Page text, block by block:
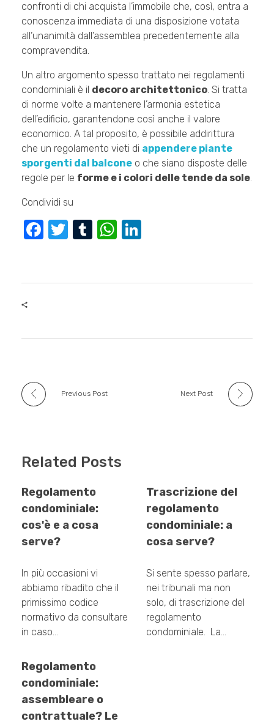
confronti di chi acquista l’immobile che, così, entra a
conoscenza immediata di una disposizione votata
all’unanimità dall’assemblea precedentemente alla
compravendita.
Un altro argomento spesso trattato nei regolamenti
condominiali è il decoro architettonico. Si tratta
di norme volte a mantenere l’armonia estetica
dell’edificio, garantendone così anche il valore
economico. A tal proposito, è possibile addirittura
che un regolamento vieti di appendere piante
sporgenti dal balcone o che siano disposte delle
regole per le forme e i colori delle tende da sole.
Condividi su
F
e
o
T
er
T
bl
W
s
p
e
Previous Post Next Post
Related Posts
Regolamento
condominiale:
cos'è e a cosa
serve?
In più occasioni vi
abbiamo ribadito che il
primissimo codice
normativo da consultare
in caso…
Trascrizione del
regolamento
condominiale: a
cosa serve?
Si sente spesso parlare,
nei tribunali ma non
solo, di trascrizione del
regolamento
condominiale. La…
Regolamento
condominiale:
assembleare o
contrattuale? Le